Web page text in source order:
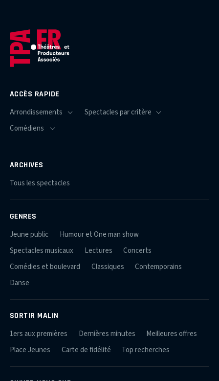
ACCÈS RAPIDE
ARCHIVES
Tous les spectacles
GENRES
Jeune public
Humour et One man show
Spectacles musicaux
Lectures
Concerts
Comédies et boulevard
Classiques
Contemporains
Danse
SORTIR MALIN
1ers aux premières Dernières minutes
Meilleures offres
Place Jeunes
Carte de fidélité Top recherches